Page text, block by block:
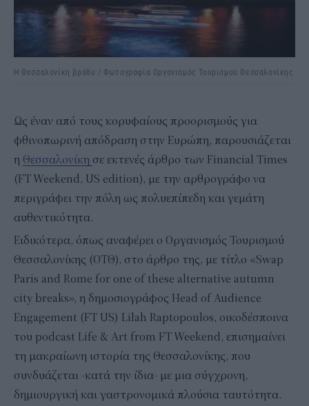
Η Θεσσαλονίκη βράδυ / Φωτογραφία Οργανισμός Τουρισμού Θεσσαλονίκης
Ως έναν από τους κορυφαίους προορισμούς για
φθινοπωρινή απόδραση στην Ευρώπη, παρουσιάζεται
η Θεσσαλονίκη σε εκτενές άρθρο των Financial Times
(FT Weekend, US edition), με την αρθρογράφο να
περιγράφει την πόλη ως πολυεπίπεδη και γεμάτη
αυθεντικότητα.
Ειδικότερα, όπως αναφέρει ο Οργανισμός Τουρισμού
Θεσσαλονίκης (ΟΤΘ), στο άρθρο της, με τίτλο «Swap
Paris and Rome for one of these alternative autumn
city breaks», η δημοσιογράφος Head of Audience
Engagement (FT US) Lilah Raptopoulos, οικοδέσποινα
του podcast Life & Art from FT Weekend, επισημαίνει
τη μακραίωνη ιστορία της Θεσσαλονίκης, που
συνδυάζεται -κατά την ίδια- με μια σύγχρονη,
δημιουργική και γαστρονομικά πλούσια ταυτότητα.